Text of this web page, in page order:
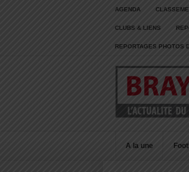
AGENDA
CLUBS & LIENS
REPORTAGES PHOTOS
A la une